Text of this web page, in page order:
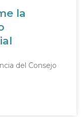
la
del Consejo